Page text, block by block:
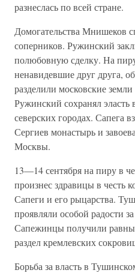
разнеслась по всей стране.
Домогательства Мнишеков
соперников. Ружинский
полюбовную сделку. На
ненавидевшие друг друга,
разделили московские
Ружинский сохранял
северских городах. Сапега
Сергиев монастырь и
Москвы.
13—14 сентября на пиру в
произнес здравицы в честь
Сапеги и его рыцарства.
проявляли особой радости
Сапежинцы получили
раздел кремлевских
Борьба за власть в